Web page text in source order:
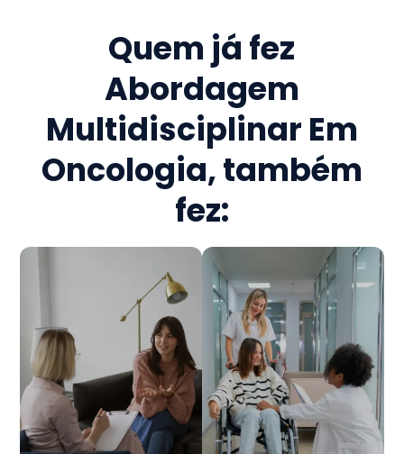
Quem já fez
Abordagem
Multidisciplinar Em
Oncologia, também
fez: